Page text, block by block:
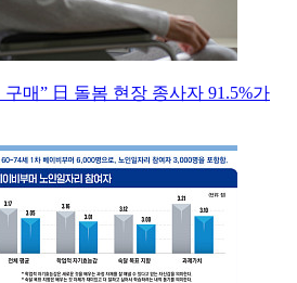
매” 日 돌봄 현장 종사자 91.5%가